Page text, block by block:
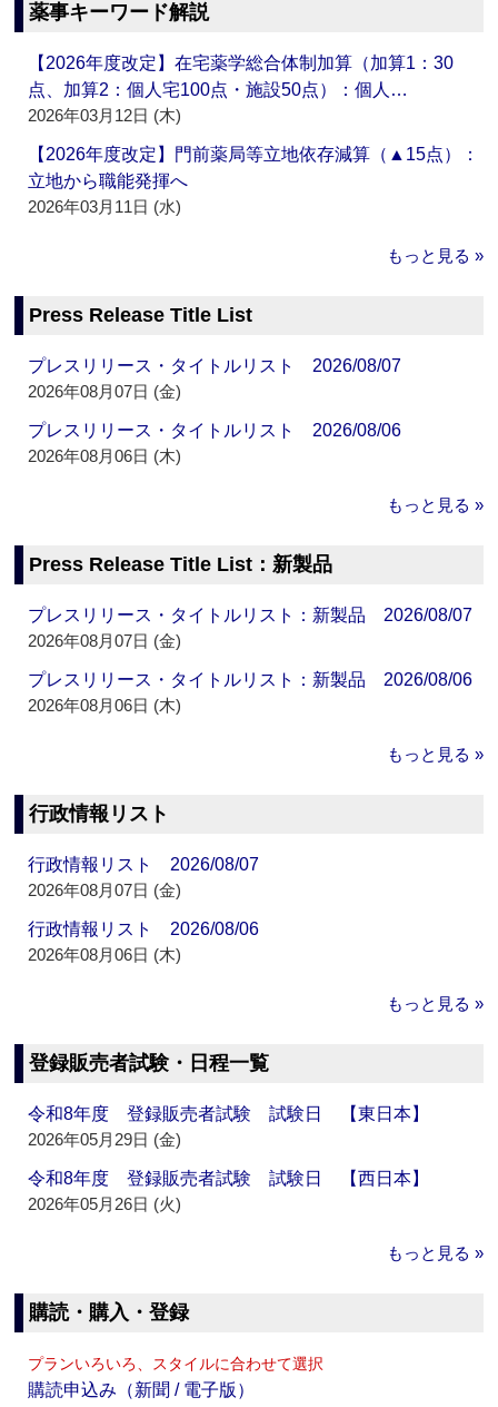
薬事キーワード解説
【2026年度改定】在宅薬学総合体制加算（加算1：30
点、加算2：個人宅100点・施設50点）：個人…
2026年03月12日 (木)
【2026年度改定】門前薬局等立地依存減算（▲15点）：
立地から職能発揮へ
2026年03月11日 (水)
もっと見る »
Press Release Title List
プレスリリース・タイトルリスト 2026/08/07
2026年08月07日 (金)
プレスリリース・タイトルリスト 2026/08/06
2026年08月06日 (木)
もっと見る »
Press Release Title List：新製品
プレスリリース・タイトルリスト：新製品 2026/08/07
2026年08月07日 (金)
プレスリリース・タイトルリスト：新製品 2026/08/06
2026年08月06日 (木)
もっと見る »
行政情報リスト
行政情報リスト 2026/08/07
2026年08月07日 (金)
行政情報リスト 2026/08/06
2026年08月06日 (木)
もっと見る »
登録販売者試験・日程一覧
令和8年度 登録販売者試験 試験日 【東日本】
2026年05月29日 (金)
令和8年度 登録販売者試験 試験日 【西日本】
2026年05月26日 (火)
もっと見る »
購読・購入・登録
プランいろいろ、スタイルに合わせて選択
購読申込み（新聞 / 電子版）